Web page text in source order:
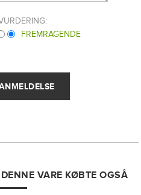
FREMRAGENDE
VARE KØBTE OGSÅ